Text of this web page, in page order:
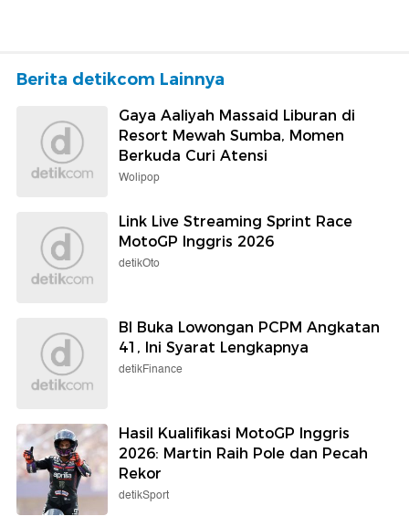
Berita detikcom Lainnya
Gaya Aaliyah Massaid Liburan di
Resort Mewah Sumba, Momen
Berkuda Curi Atensi
Wolipop
Link Live Streaming Sprint Race
MotoGP Inggris 2026
detikOto
BI Buka Lowongan PCPM Angkatan
41, Ini Syarat Lengkapnya
detikFinance
Hasil Kualifikasi MotoGP Inggris
2026: Martin Raih Pole dan Pecah
Rekor
detikSport